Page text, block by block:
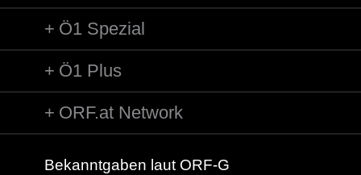
Ö1 Spezial
Ö1 Plus
ORF.at Network
Bekanntgaben laut ORF-G